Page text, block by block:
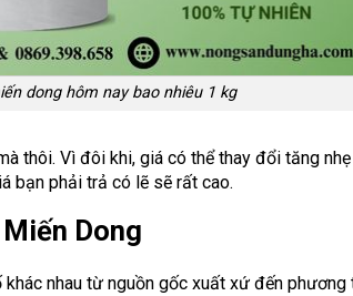
dong hôm nay bao nhiêu 1 kg
thôi. Vì đôi khi, giá có thể thay đổi tăng
bạn phải trả có lẽ sẽ rất cao.
Dong
nhau từ nguồn gốc xuất xứ đến